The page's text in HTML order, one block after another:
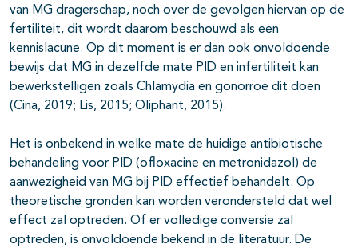
van MG dragerschap, noch over de gevolgen hiervan op de
fertiliteit, dit wordt daarom beschouwd als een
kennislacune. Op dit moment is er dan ook onvoldoende
bewijs dat MG in dezelfde mate PID en infertiliteit kan
bewerkstelligen zoals Chlamydia en gonorroe dit doen
(Cina, 2019; Lis, 2015; Oliphant, 2015).
Het is onbekend in welke mate de huidige antibiotische
behandeling voor PID (ofloxacine en metronidazol) de
aanwezigheid van MG bij PID effectief behandelt. Op
theoretische gronden kan worden verondersteld dat wel
effect zal optreden. Of er volledige conversie zal
optreden, is onvoldoende bekend in de literatuur. De